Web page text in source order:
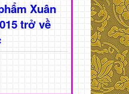
Xuân
trở về